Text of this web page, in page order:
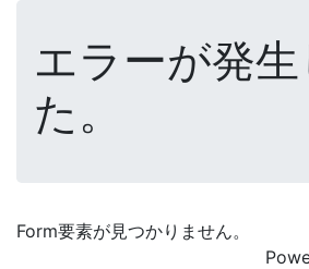
エラーが発
た。
Form要素が見つかりません。